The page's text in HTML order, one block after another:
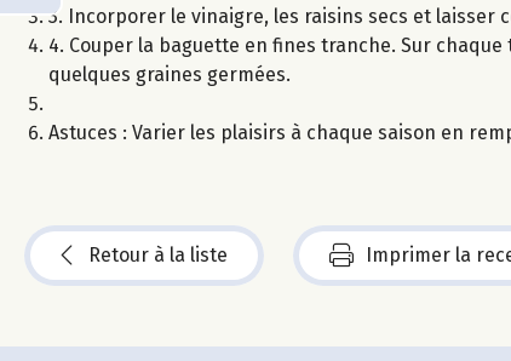
3. Incorporer le vinaigre, les raisins secs et
4. Couper la baguette en fines tranche. Sur
quelques graines germées.
Astuces : Varier les plaisirs à chaque saison en
Retour à la liste Imprimer la